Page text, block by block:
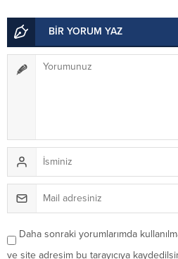
BİR YORUM YAZ
Daha sonraki yorumlarımda
ve site adresim bu tarayıcıya